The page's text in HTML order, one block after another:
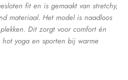
fit en is gemaakt van stretchy,
materiaal. Het model is naadloos
Dit zorgt voor comfort én
yoga en sporten bij warme